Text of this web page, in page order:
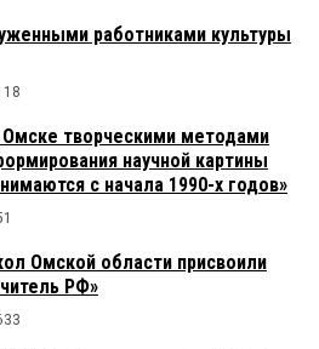
работниками культуры
творческими методами
научной картины
с начала 1990-х годов»
Омской области присвоили
РФ»